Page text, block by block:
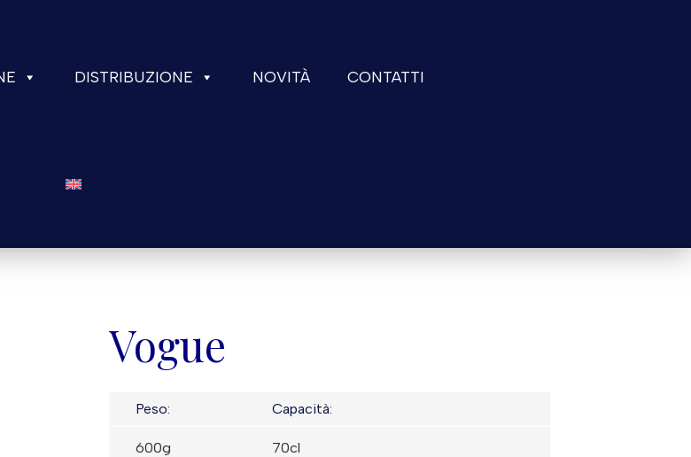
DISTRIBUZIONE NOVITÀ CONTATTI
Vogue
Peso: Capacità:
600g 70cl